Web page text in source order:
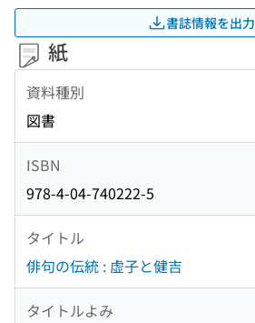
書誌情報を出力
紙
資料種別
図書
ISBN
978-4-04-740222-5
タイトル
俳句の伝統 : 虚子と健吉
タイトルよみ